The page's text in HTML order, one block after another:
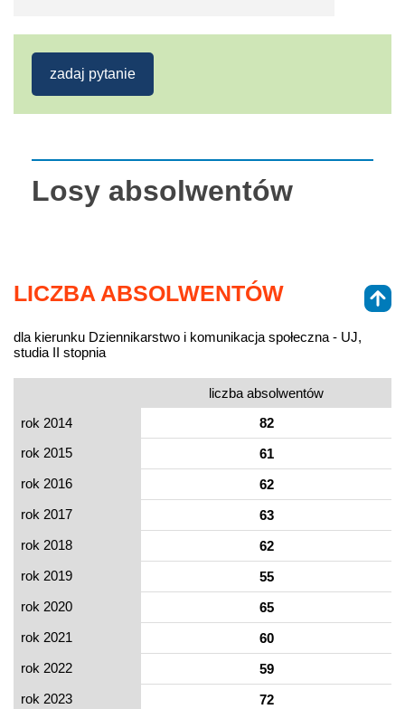
zadaj pytanie
Losy absolwentów
LICZBA ABSOLWENTÓW
dla kierunku Dziennikarstwo i komunikacja społeczna - UJ,
studia II stopnia
liczba absolwentów
rok 2014
82
rok 2015
61
rok 2016
62
rok 2017
63
rok 2018
62
rok 2019
55
rok 2020
65
rok 2021
60
rok 2022
59
rok 2023
72